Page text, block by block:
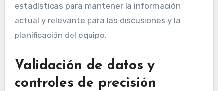
estadísticas para mantener la información
actual y relevante para las discusiones y la
planificación del equipo.
Validación de datos y
controles de precisión